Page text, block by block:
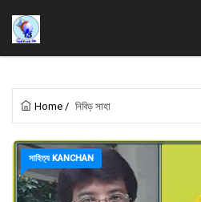
Home / নিবিড় সাহা
সাহিত্য KANCHAN